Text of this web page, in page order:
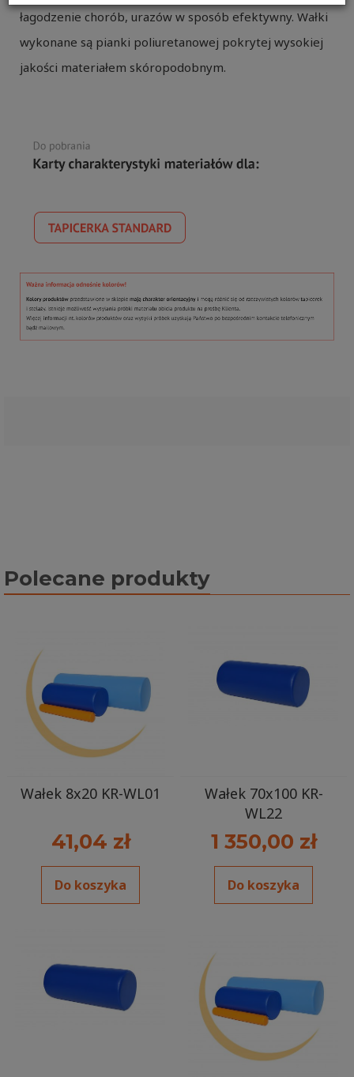
łagodzenie chorób, urazów w sposób efektywny. Wałki
wykonane są pianki poliuretanowej pokrytej wysokiej
jakości materiałem skóropodobnym.
Polecane produkty
Wałek 8x20 KR-WL01
41,04 zł
Do koszyka
Wałek 70x100 KR-
WL22
1 350,00 zł
Do koszyka